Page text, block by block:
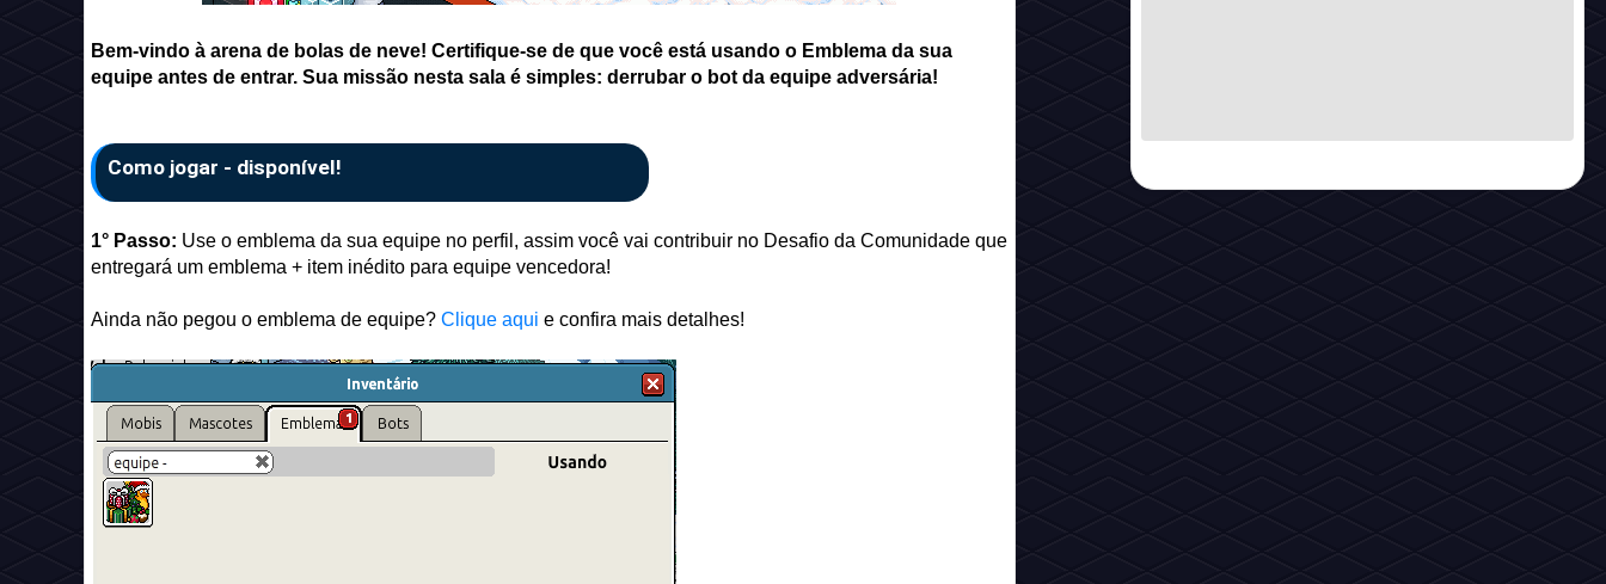
Bem-vindo à arena de bolas de neve! Certifique-se de que você está usando o Emblema da sua
equipe antes de entrar. Sua missão nesta sala é simples: derrubar o bot da equipe adversária!
Como jogar - disponível!
1° Passo: Use o emblema da sua equipe no perfil, assim você vai contribuir no Desafio da Comunidade que
entregará um emblema + item inédito para equipe vencedora!
Ainda não pegou o emblema de equipe? Clique aqui e confira mais detalhes!